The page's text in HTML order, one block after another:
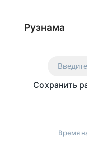
Рузнама
Сохранить
Время